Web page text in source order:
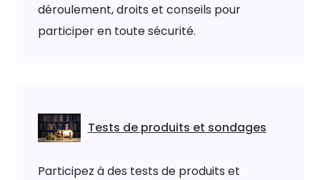
déroulement, droits et conseils pour
participer en toute sécurité.
Tests de produits et sondages
Participez à des tests de produits et